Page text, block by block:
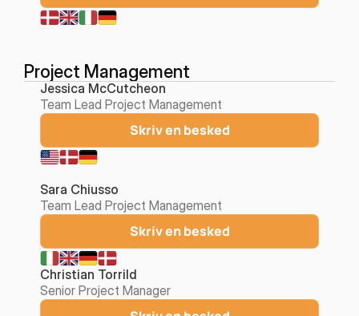
Project Management
Jessica McCutcheon
Team Lead Project Management
Skriv en besked
Sara Chiusso
Team Lead Project Management
Skriv en besked
Christian Torrild
Senior Project Manager